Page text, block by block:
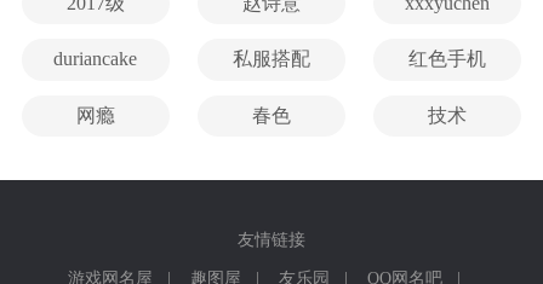
duriancake 私服搭配 红色手机
网瘾 春色 技术
友情链接
游戏网名屋
| 趣图屋 | 友乐园 | QQ网名吧 |